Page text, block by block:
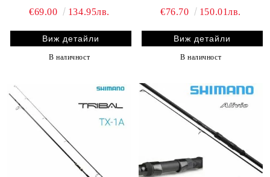
€69.00
134.95лв.
Виж детайли
В наличност
€76.70
150.01лв.
Виж детайли
В наличност